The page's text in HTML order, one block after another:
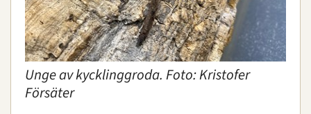
Unge av kycklinggroda. Foto: Kristofer
Försäter